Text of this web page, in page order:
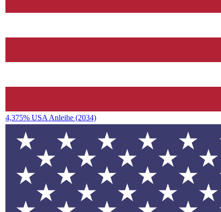
4,375% USA Anleihe (2034)